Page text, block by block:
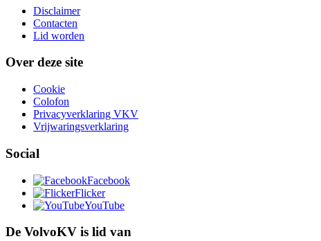
Disclaimer
Contacten
Lid worden
Over deze site
Cookie
Colofon
Privacyverklaring VKV
Vrijwaringsverklaring
Social
Facebook
Flicker
YouTube
De VolvoKV is lid van